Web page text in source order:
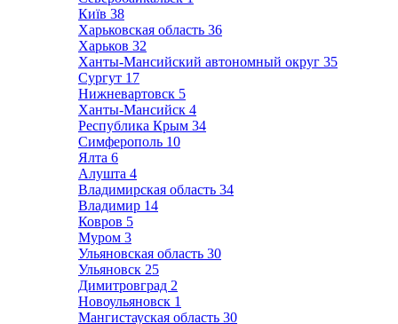
Київ 38
Харьковская область 36
Харьков 32
Ханты-Мансийский автономный округ 35
Сургут 17
Нижневартовск 5
Ханты-Мансийск 4
Республика Крым 34
Симферополь 10
Ялта 6
Алушта 4
Владимирская область 34
Владимир 14
Ковров 5
Муром 3
Ульяновская область 30
Ульяновск 25
Димитровград 2
Новоульяновск 1
Мангистауская область 30